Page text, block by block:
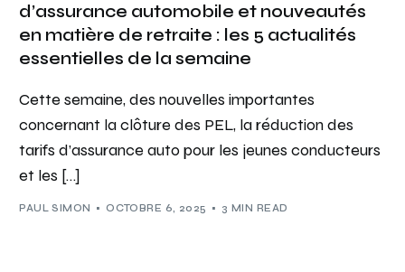
d’assurance automobile et nouveautés
en matière de retraite : les 5 actualités
essentielles de la semaine
Cette semaine, des nouvelles importantes
concernant la clôture des PEL, la réduction des
tarifs d’assurance auto pour les jeunes conducteurs
et les […]
PAUL SIMON OCTOBRE 6, 2025 3 MIN READ